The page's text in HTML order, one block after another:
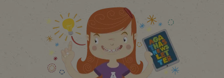
product_filter_remember www.agathaswelt.de
_sp_ses.ab3e
www.agathaswelt.de